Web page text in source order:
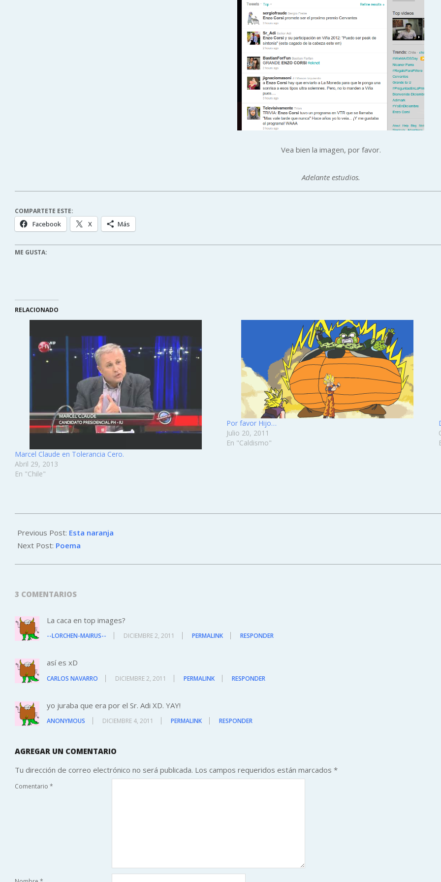
Vea bien la imagen, por favor.
Adelante estudios.
COMPARTETE ESTE:
Facebook X Más
ME GUSTA:
RELACIONADO
Marcel Claude en Tolerancia Cero.
Abril 29, 2013
En "Chile"
Por favor Hijo…
Julio 20, 2011
En "Caldismo"
12-
01
Previous Post: Esta naranja
Next Post: Poema
3 COMENTARIOS
La caca en top images?
--LORCHEN-MAIRUS-- DICIEMBRE 2, 2011 PERMALINK RESPONDER
así es xD
CARLOS NAVARRO DICIEMBRE 2, 2011 PERMALINK RESPONDER
yo juraba que era por el Sr. Adi XD. YAY!
ANONYMOUS DICIEMBRE 4, 2011 PERMALINK RESPONDER
AGREGAR UN COMENTARIO
Tu dirección de correo electrónico no será publicada. Los campos requeridos están marcados *
Comentario *